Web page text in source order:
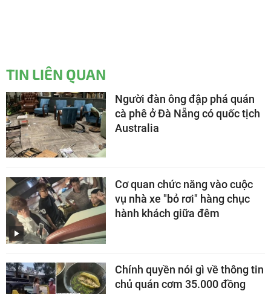
TIN LIÊN QUAN
Người đàn ông đập phá quán
cà phê ở Đà Nẵng có quốc tịch
Australia
Cơ quan chức năng vào cuộc
vụ nhà xe "bỏ rơi" hàng chục
hành khách giữa đêm
Chính quyền nói gì về thông tin
chủ quán cơm 35.000 đồng